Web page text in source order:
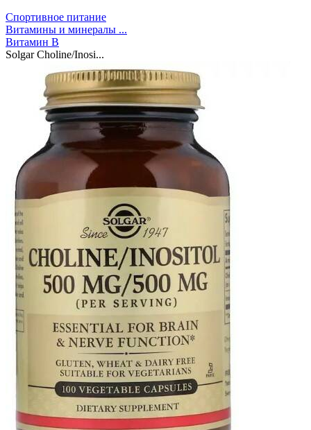
Спортивное питание
Витамины и минералы ...
Витамин B
Solgar Choline/Inosi...